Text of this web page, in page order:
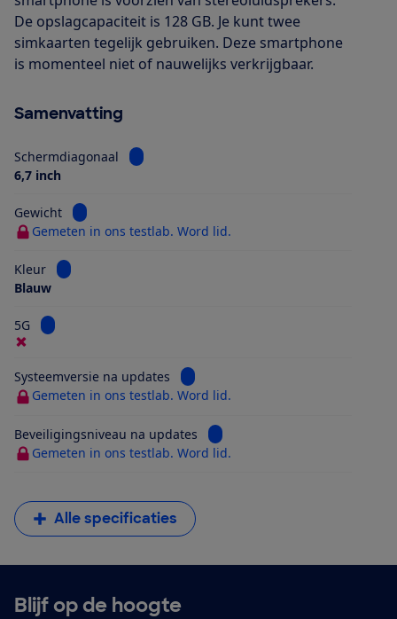
De opslagcapaciteit is 128 GB. Je kunt twee
simkaarten tegelijk gebruiken. Deze smartphone
is momenteel niet of nauwelijks verkrijgbaar.
Samenvatting
Schermdiagonaal
Bekijk informatie voor Schermdiagonaal
6,7 inch
Gewicht
Bekijk informatie voor Gewicht
Gemeten in ons testlab. Word lid.
Kleur
Bekijk informatie voor Kleur
Blauw
5G Bekijk informatie voor 5G
Systeemversie na updates
Bekijk informatie voor
Gemeten in ons testlab. Word lid.
Beveiligingsniveau na updates
Bekijk informatie voor
Gemeten in ons testlab. Word lid.
Alle specificaties
Blijf op de hoogte